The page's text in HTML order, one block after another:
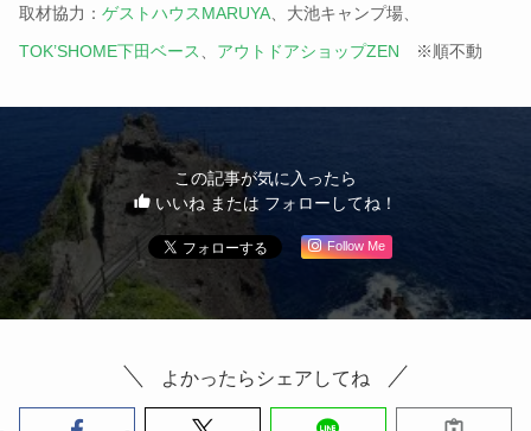
取材協力： ゲストハウスMARUYA 、大池キャンプ場、
TOK’SHOME下田ベース
アウトドアショップZEN ※順不動
この記事が気に入ったら
いいね または フォローしてね！
Follow Me
よかったらシェアしてね